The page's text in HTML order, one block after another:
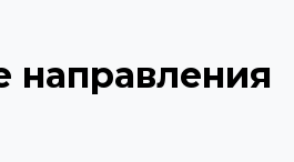
направления